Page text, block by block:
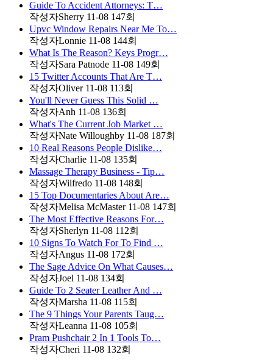
Guide To Accident Attorneys: T…
작성자Sherry 11-08 147회
Upvc Window Repairs Near Me To…
작성자Lonnie 11-08 144회
What Is The Reason? Keys Progr…
작성자Sara Patnode 11-08 149회
15 Twitter Accounts That Are T…
작성자Oliver 11-08 113회
You'll Never Guess This Solid …
작성자Anh 11-08 136회
What's The Current Job Market …
작성자Nate Willoughby 11-08 187회
10 Real Reasons People Dislike…
작성자Charlie 11-08 135회
Massage Therapy Business - Tip…
작성자Wilfredo 11-08 148회
15 Top Documentaries About Are…
작성자Melisa McMaster 11-08 147회
The Most Effective Reasons For…
작성자Sherlyn 11-08 112회
10 Signs To Watch For To Find …
작성자Angus 11-08 172회
The Sage Advice On What Causes…
작성자Joel 11-08 134회
Guide To 2 Seater Leather And …
작성자Marsha 11-08 115회
The 9 Things Your Parents Taug…
작성자Leanna 11-08 105회
Pram Pushchair 2 In 1 Tools To…
작성자Cheri 11-08 132회